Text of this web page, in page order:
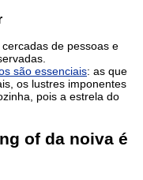
de pessoas e
são essenciais: as que
os lustres imponentes
pois a estrela do
of da noiva é